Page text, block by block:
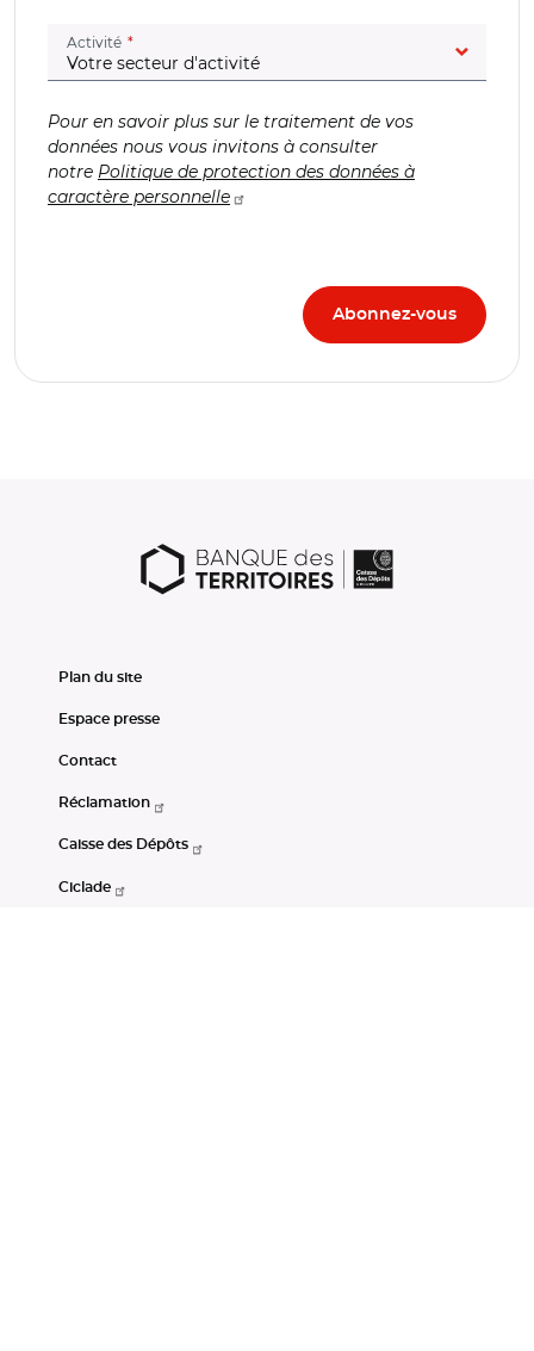
Activité (champ obligatoire)
Pour en savoir plus sur le traitement de vos
données nous vous invitons à consulter
notre Politique de protection des données à
caractère personnelle
Plan du site
Espace presse
Contact
Réclamation
Caisse des Dépôts
Ciclade